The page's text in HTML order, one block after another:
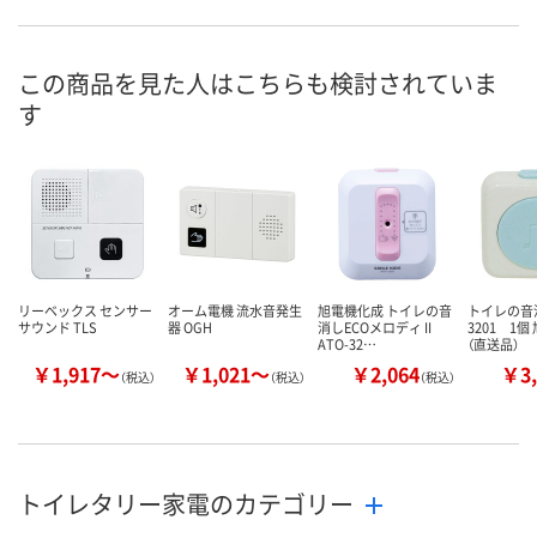
この商品を見た人はこちらも検討されていま
す
リーベックス センサー
サウンド TLS
￥1,917～（税込）
オーム電機 流水音発生
器 OGH
￥1,021～（税込）
旭電機化成 トイレの音
消しECOメロディ II
ATO-32…
￥2,064（税込）
トイレの
3201 1個
（直送品）
￥
トイレタリー家電のカテゴリー